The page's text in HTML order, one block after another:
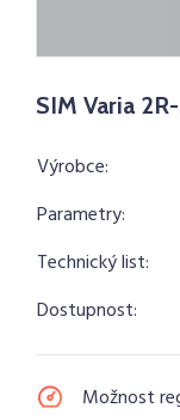
SIM Varia
Výrobce:
Parametry:
Technický list:
Dostupnost:
Možnost